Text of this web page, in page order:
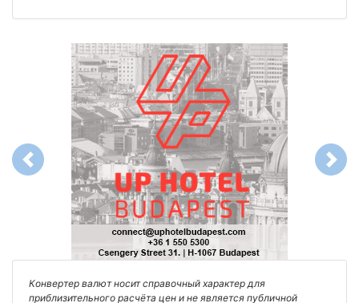
Previous Next
Конвертер валют носит справочный характер для
приблизительного расчёта цен и не является публичной